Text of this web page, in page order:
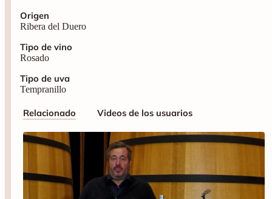
Origen
Ribera del Duero
Tipo de vino
Rosado
Tipo de uva
Tempranillo
Relacionado Videos de los usuarios